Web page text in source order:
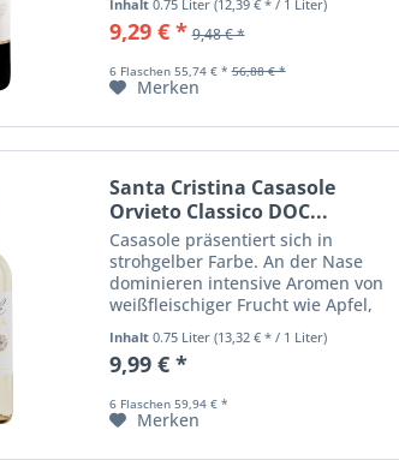
Vanille und Kaffee. Sein Finale ist
gekennzeichnet durch weiche
Inhalt 0.75 Liter (12,39 € * / 1 Liter)
9,29 € * 9,48 € *
6 Flaschen 55,74 € * 56,88 € *
Merken
Santa Cristina Casasole
Orvieto Classico DOC...
Casasole präsentiert sich in
strohgelber Farbe. An der Nase
dominieren intensive Aromen von
weißfleischiger Frucht wie Apfel,
Banane und Orangenschale, die
typisch für Procanico- und
Grechetto-Beeren sind. Am Gaumen
Inhalt 0.75 Liter (13,32 € * / 1 Liter)
9,99 € *
6 Flaschen 59,94 € *
Merken